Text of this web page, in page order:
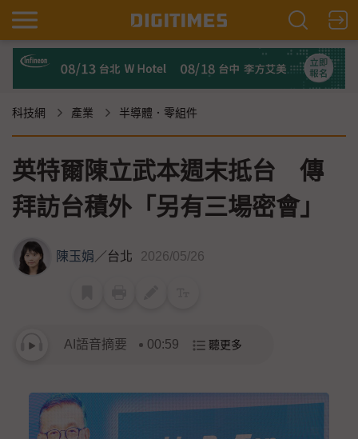
科技網 產業 半導體．零組件
英特爾陳立武本週末抵台 傳
拜訪台積外「另有三場密會」
陳玉娟／台北 2026/05/26
AI語音摘要 00:59 聽更多